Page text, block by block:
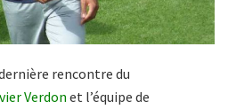
rencontre du
Verdonet l’équipe de